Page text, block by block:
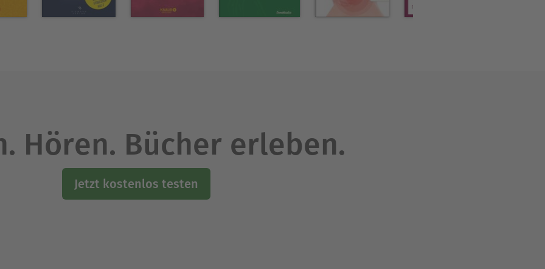
Hören. Bücher erleben.
Jetzt kostenlos testen